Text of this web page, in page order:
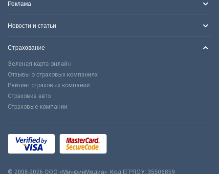
Реклама
Новости и статьи
Страхование
Зеленая карта онлайн
Отзывы о страховых компаниях
Рейтинг страховых компаний
Страховка авто
Страховые компании
© 2008-2026 ООО «МинфинМедиа». Код ЕГРПОУ: 35506859